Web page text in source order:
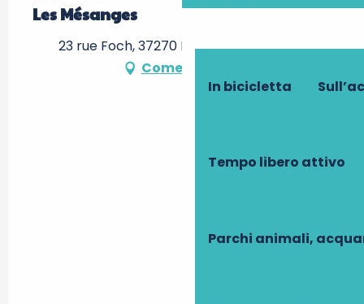
In bicicletta
Tempo libero attivo
Parchi animali,
Les Mésanges
23 rue Foch, 37270 Montlouis-sur-Loire
Come arrivare